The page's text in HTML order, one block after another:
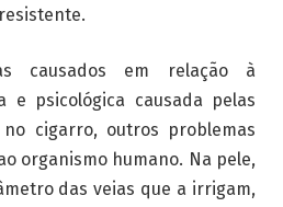
causados em relação à
e psicológica causada pelas
cigarro, outros problemas
organismo humano. Na pele,
das veias que a irrigam,